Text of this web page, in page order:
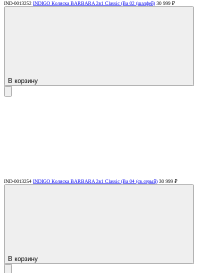
IND-0013252 INDIGO Коляска BARBARA 2в1 Classic (Ba 02 (шалфей) 30 999 ₽
В корзину
IND-0013254 INDIGO Коляска BARBARA 2в1 Classic (Ba 04 (св.серый) 30 999 ₽
В корзину